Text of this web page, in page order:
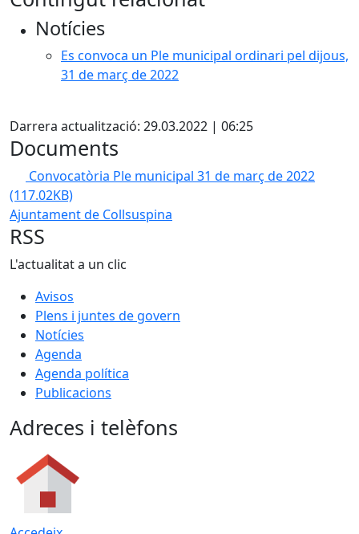
Notícies
Es convoca un Ple municipal ordinari pel dijous,
31 de març de 2022
Darrera actualització: 29.03.2022 | 06:25
Documents
Convocatòria Ple municipal 31 de març de 2022
(117.02KB)
Ajuntament de Collsuspina
RSS
L'actualitat a un clic
Avisos
Plens i juntes de govern
Notícies
Agenda
Agenda política
Publicacions
Adreces i telèfons